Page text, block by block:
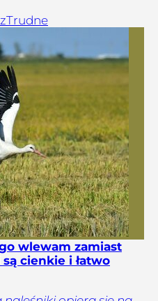
Trudne
wlewam zamiast
cienkie i łatwo